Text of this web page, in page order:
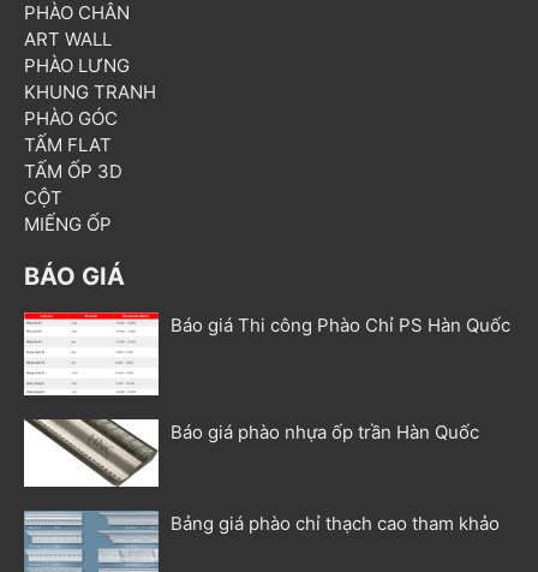
PHÀO CHÂN
ART WALL
PHÀO LƯNG
KHUNG TRANH
PHÀO GÓC
TẤM FLAT
TẤM ỐP 3D
CỘT
MIẾNG ỐP
BÁO GIÁ
Báo giá Thi công Phào Chỉ PS Hàn Quốc
Báo giá phào nhựa ốp trần Hàn Quốc
Bảng giá phào chỉ thạch cao tham khảo